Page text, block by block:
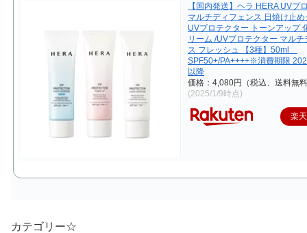
【国内発送】ヘラ HERA UVプ
マルチディフェンス 日焼け止め
UVプロテクター トーンアップ
リーム /UVプロテクター マルチ
ス フレッシュ 【3種】50ml
SPF50+/PA++++※消費期限
以降
価格：4,080円（税込、送料無
(2025/1/9時点)
楽
カテゴリー☆